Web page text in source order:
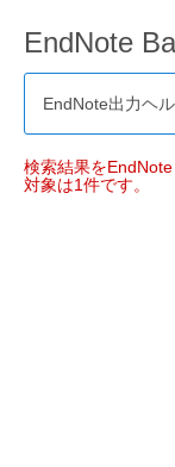
EndNote
EndNote出力ヘ
検索結果をEndNote
対象は1件です。